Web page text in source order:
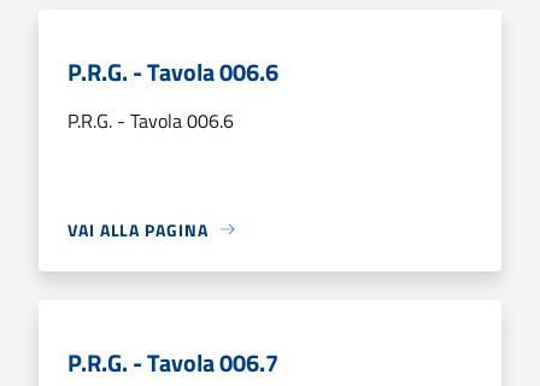
P.R.G. - Tavola 006.6
P.R.G. - Tavola 006.6
VAI ALLA PAGINA
P.R.G. - Tavola 006.7